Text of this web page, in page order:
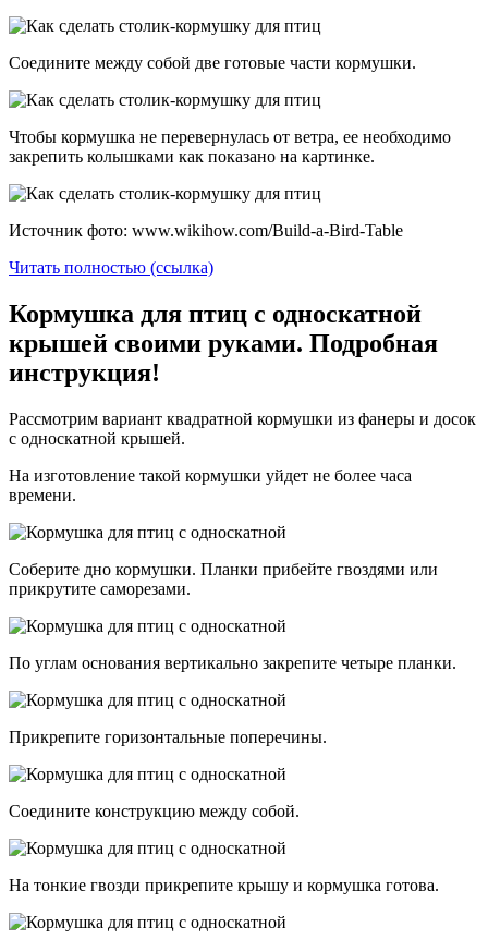
Соедините между собой две готовые части кормушки.
Чтобы кормушка не перевернулась от ветра, ее необходимо
закрепить колышками как показано на картинке.
Источник фото: www.wikihow.com/Build-a-Bird-Table
Читать полностью (ссылка)
Кормушка для птиц с односкатной
крышей своими руками. Подробная
инструкция!
Рассмотрим вариант квадратной кормушки из фанеры и досок
с односкатной крышей.
На изготовление такой кормушки уйдет не более часа
времени.
Соберите дно кормушки. Планки прибейте гвоздями или
прикрутите саморезами.
По углам основания вертикально закрепите четыре планки.
Прикрепите горизонтальные поперечины.
Соедините конструкцию между собой.
На тонкие гвозди прикрепите крышу и кормушка готова.